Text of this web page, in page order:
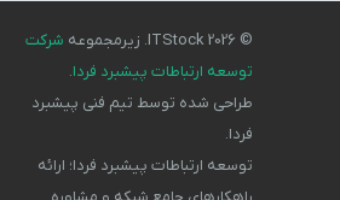
© 2026 ITStock. زیرمجموعه
شرکت
توسعه ارتباطات پیشبرد فردا.
طراحی شده توسط تیم فنی پیشبرد
فردا.
توسعه ارتباطات پیشبرد فردا؛ ارائه